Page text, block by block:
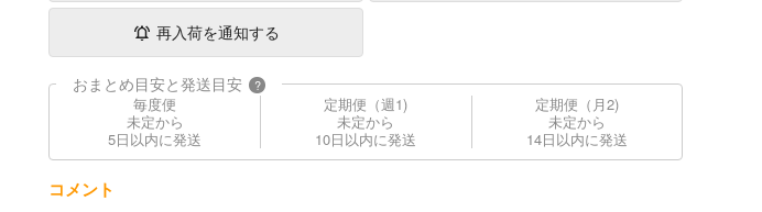
再入荷を通知する
おまとめ目安と発送目安 ?
毎度便
未定から
5日以内に発送
定期便（週1)
未定から
10日以内に発送
定期便（月2)
未定から
14日以内に発送
コメント